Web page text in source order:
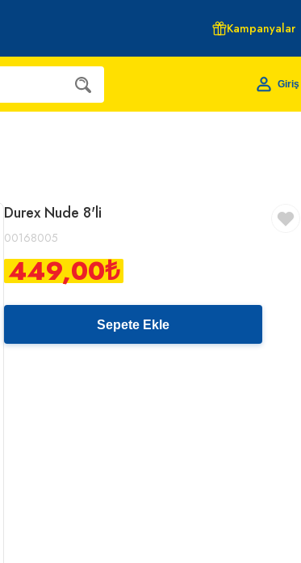
Kampanyalar
Giriş
Durex Nude 8'li
00168005
449,00₺
Sepete Ekle